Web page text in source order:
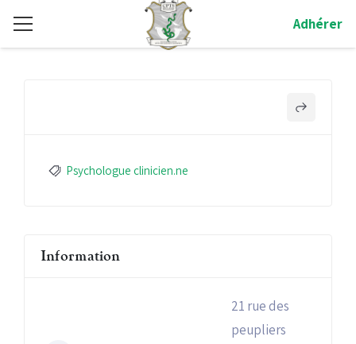
Adhérer
Psychologue clinicien.ne
Information
21 rue des
peupliers